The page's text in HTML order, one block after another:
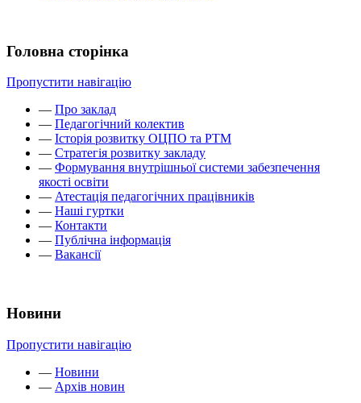
Головна сторінка
Пропустити навігацію
— Про заклад
— Педагогічний колектив
— Історія розвитку ОЦПО та РТМ
— Стратегія розвитку закладу
— Формування внутрішньої системи забезпечення
якості освіти
— Атестація педагогічних працівників
— Наші гуртки
— Контакти
— Публічна інформація
— Вакансії
Новини
Пропустити навігацію
— Новини
— Архів новин